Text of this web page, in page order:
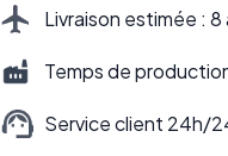
Livraison estimée :
Temps de
Service client 24h/